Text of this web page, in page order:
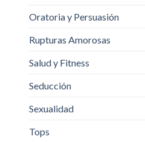
Oratoria y Persuasión
Rupturas Amorosas
Salud y Fitness
Seducción
Sexualidad
Tops